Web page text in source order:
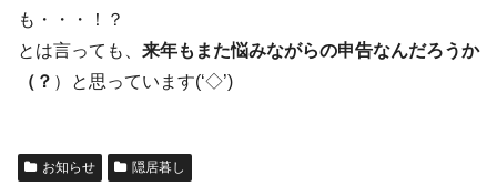
も・・・！？
とは言っても、 来年もまた悩みながらの申告なんだろうか
（？ ）と思っています(‘◇’)ゞ
お知らせ 隠居暮し